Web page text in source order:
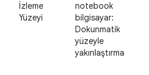
İzleme
Yüzeyi
notebook
bilgisayar:
Dokunmatik
yüzeyle
yakınlaştırma